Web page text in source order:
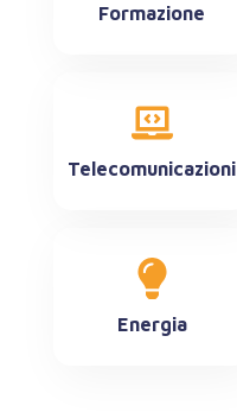
Formazione
Telecomunicazioni
Energia